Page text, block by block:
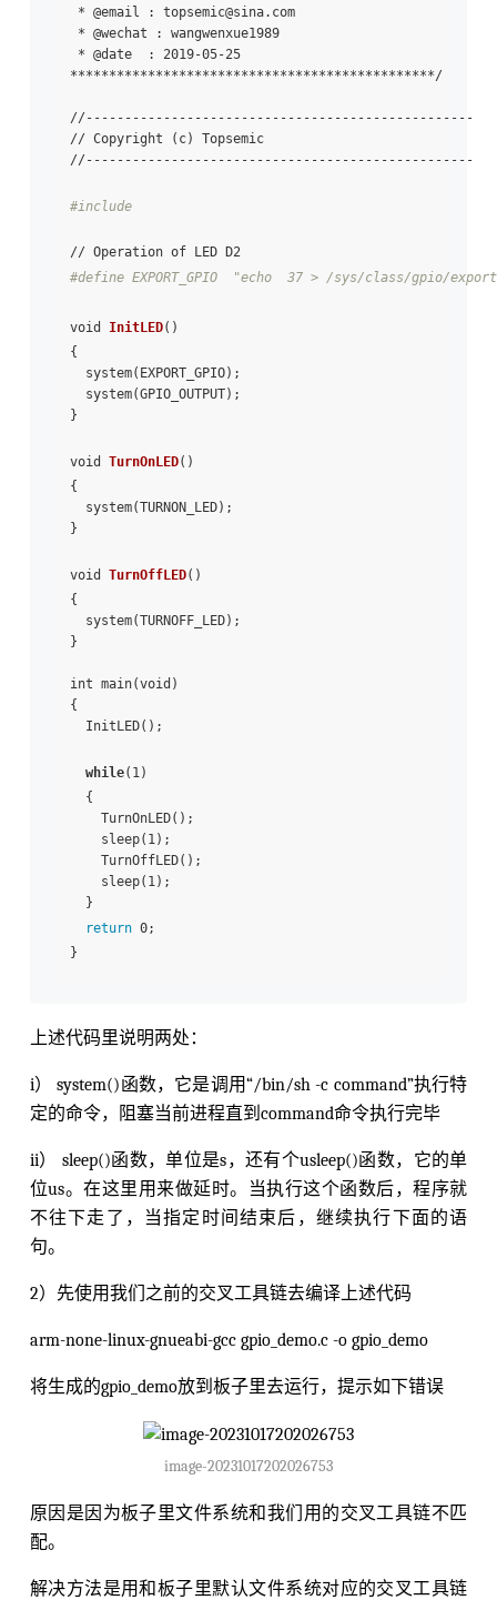
* @email : topsemic@sina.com
* @wechat : wangwenxue1989
* @date  : 2019-05-25
***********************************************/
//--------------------------------------------------
// Copyright (c) Topsemic
//--------------------------------------------------
#include
#define EXPORT_GPIO  "echo  37 > /sys/class/gpio/
void InitLED()
{
system(EXPORT_GPIO);
system(GPIO_OUTPUT);
}
void TurnOnLED()
{
system(TURNON_LED);
}
void TurnOffLED()
{
system(TURNOFF_LED);
}
int main(void)
{
InitLED();
while(1)
{
TurnOnLED();
sleep(1);
TurnOffLED();
sleep(1);
}
return 0;
上述代码里说明两处：
i） system()函数，它是调用“/bin/sh -c command”执行特
定的命令，阻塞当前进程直到command命令执行完毕
ii） sleep()函数，单位是s，还有个usleep()函数，它的单
位us。在这里用来做延时。当执行这个函数后，程序就
不往下走了，当指定时间结束后，继续执行下面的语
句。
2）先使用我们之前的交叉工具链去编译上述代码
arm-none-linux-gnueabi-gcc gpio_demo.c -o gpio_demo
将生成的gpio_demo放到板子里去运行，提示如下错误
image-20231017202026753
原因是因为板子里文件系统和我们用的交叉工具链不匹
配。
解决方法是用和板子里默认文件系统对应的交叉工具链